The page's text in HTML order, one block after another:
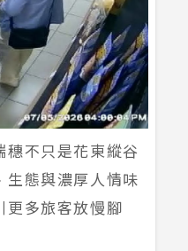
不只是花東縱谷
生態與濃厚人情味
更多旅客放慢腳